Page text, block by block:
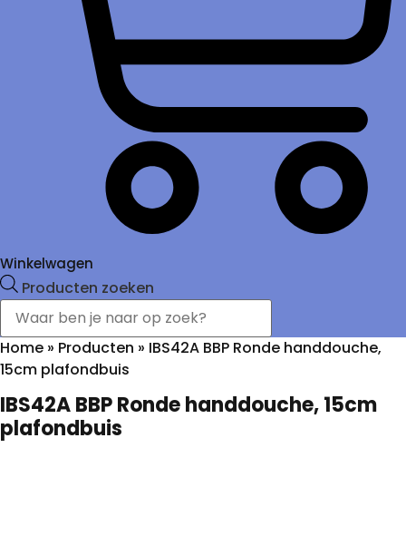
Winkelwagen
Producten zoeken
Home » Producten » IBS42A BBP Ronde handdouche,
15cm plafondbuis
IBS42A BBP Ronde handdouche, 15cm
plafondbuis